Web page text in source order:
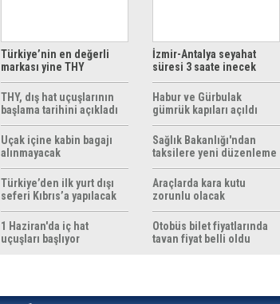
Türkiye’nin en değerli
markası yine THY
THY, dış hat uçuşlarının
başlama tarihini açıkladı
Uçak içine kabin bagajı
alınmayacak
Türkiye’den ilk yurt dışı
seferi Kıbrıs’a yapılacak
1 Haziran'da iç hat
uçuşları başlıyor
İzmir-Antalya seyahat
süresi 3 saate inecek
Habur ve Gürbulak
gümrük kapıları açıldı
Sağlık Bakanlığı'ndan
taksilere yeni düzenleme
Araçlarda kara kutu
zorunlu olacak
Otobüs bilet fiyatlarında
tavan fiyat belli oldu